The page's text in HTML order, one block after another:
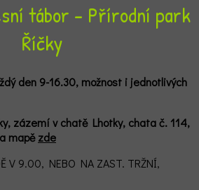
tábor - Přírodní park
Říčky
den 9-16.30, možnost i jednotlivých
zázemí v chatě Lhotky, chata č. 114,
a mapězde
V 9.00, NEBO NA ZAST. TRŽNÍ,